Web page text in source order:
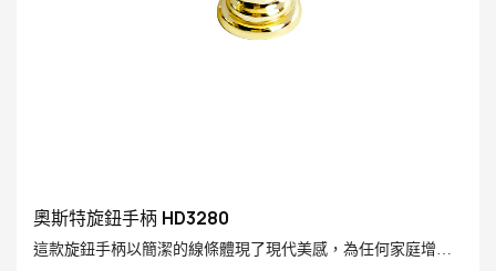
奧斯特旋鈕手柄 HD3280
這款旋鈕手柄以簡潔的線條體現了現代美感，為任何家庭增添